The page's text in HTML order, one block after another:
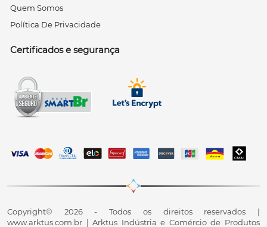
Quem Somos
Política De Privacidade
Certificados e segurança
Copyright© 2026 - Todos os direitos reservados |
www.arktus.com.br | Arktus Indústria e Comércio de Produtos